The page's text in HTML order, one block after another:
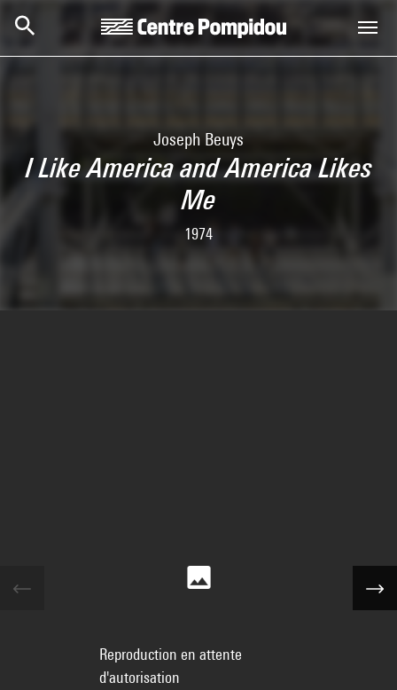
Joseph Beuys
I Like America and America Likes
Me
1974
Reproduction en attente
d'autorisation